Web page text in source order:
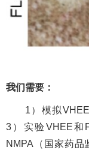
我们需要：
1 ）模拟VHEE
3 ）实验 VHEE和
NMPA （国家药品